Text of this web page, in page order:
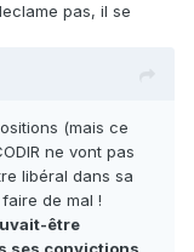
pas, il se
(mais ce
ne vont pas
libéral dans sa
de mal !
être